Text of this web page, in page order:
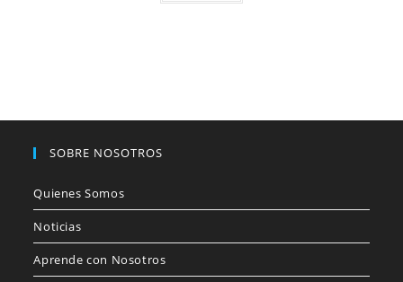
SOBRE NOSOTROS
Quienes Somos
Noticias
Aprende con Nosotros